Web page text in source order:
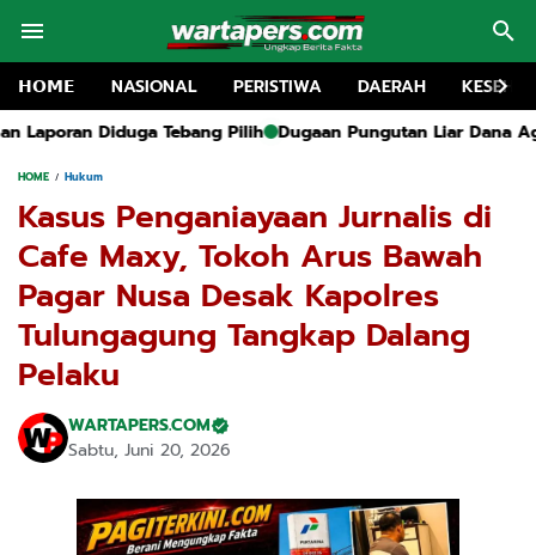
𝗛𝗢𝗠𝗘 NASIONAL PERISTIWA DAERAH
Pilih Dugaan Pungutan Liar Dana Agustusan di Tragah,
HOME Hukum
Kasus Penganiayaan Jurnalis di
Cafe Maxy, Tokoh Arus Bawah
Pagar Nusa Desak Kapolres
Tulungagung Tangkap Dalang
Pelaku
WARTAPERS.COM
Sabtu, Juni 20, 2026